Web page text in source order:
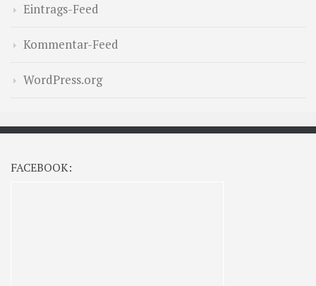
Eintrags-Feed
Kommentar-Feed
WordPress.org
FACEBOOK: